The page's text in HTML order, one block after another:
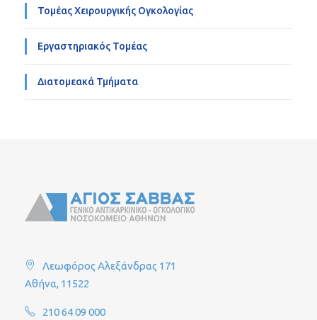
Τομέας Χειρουργικής Ογκολογίας
Εργαστηριακός Τομέας
Διατομεακά Τμήματα
Λεωφόρος Αλεξάνδρας 171
Αθήνα, 11522
210 64 09 000